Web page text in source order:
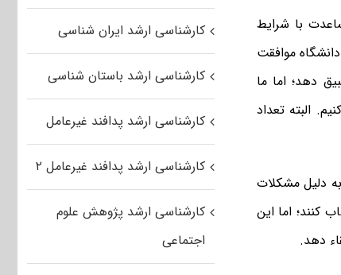
با شرایط
این دانشگاه موافقت
دهد؛ اما ما
البته تعداد
دلیل مشکلات
اما این
دهد.
کارشناسی ارشد ایران شناسی
کارشناسی ارشد باستان شناسی
کارشناسی ارشد پدافند غیرعامل
کارشناسی ارشد پدافند غیرعامل ۲
کارشناسی ارشد پژوهش علوم
اجتماعی